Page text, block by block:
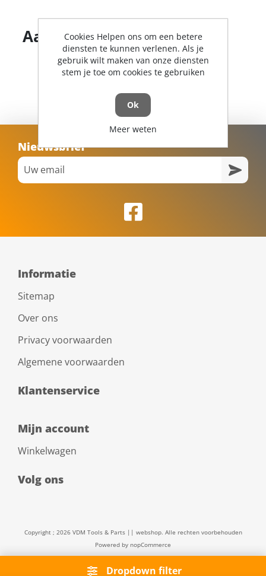
Dropdown filter
Aantal producten
Nieuwsbrief
Informatie
Sitemap
Over ons
Privacy voorwaarden
Algemene voorwaarden
Klantenservice
Mijn account
Winkelwagen
Volg ons
Copyright ; 2026 VDM Tools & Parts || webshop. Alle rechten voorbehouden
Powered by nopCommerce
Cookies Helpen ons om een betere
diensten te kunnen verlenen. Als je
gebruik wilt maken van onze diensten
stem je toe om cookies te gebruiken
Ok
Meer weten